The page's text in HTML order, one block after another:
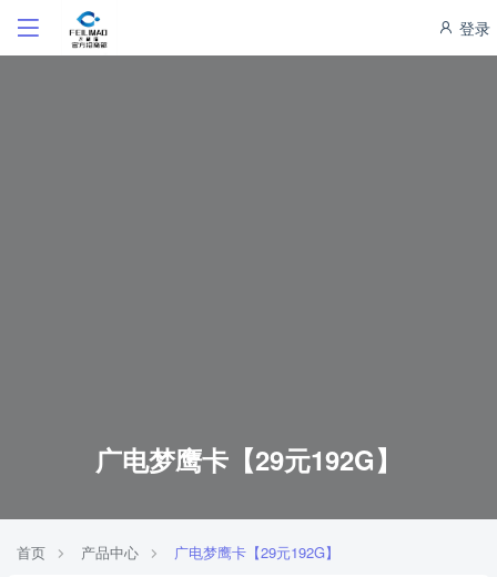
登录
广电梦鹰卡【29元192G】
首页 产品中心 广电梦鹰卡【29元192G】